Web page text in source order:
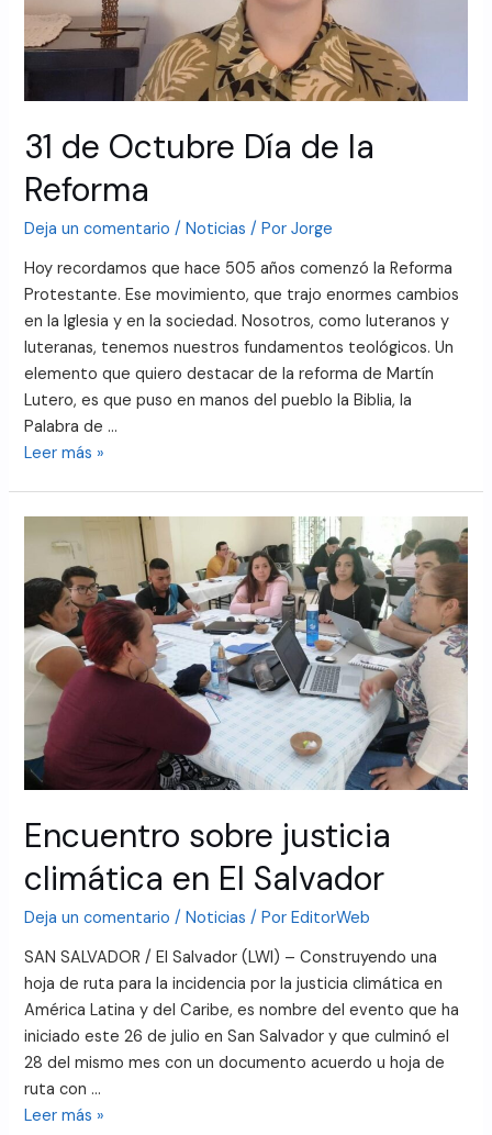
31 de Octubre Día de la
Reforma
Deja un comentario /Noticias / PorJorge
Hoy recordamos que hace 505 años comenzó la Reforma
Protestante. Ese movimiento, que trajo enormes cambios
en la Iglesia y en la sociedad. Nosotros, como luteranos y
luteranas, tenemos nuestros fundamentos teológicos. Un
elemento que quiero destacar de la reforma de Martín
Lutero, es que puso en manos del pueblo la Biblia, la
Palabra de …
Leer más »
Encuentro sobre justicia
climática en El Salvador
Deja un comentario /Noticias / PorEditorWeb
SAN SALVADOR / El Salvador (LWI) – Construyendo una
hoja de ruta para la incidencia por la justicia climática en
América Latina y del Caribe, es nombre del evento que ha
iniciado este 26 de julio en San Salvador y que culminó el
28 del mismo mes con un documento acuerdo u hoja de
ruta con …
Leer más »